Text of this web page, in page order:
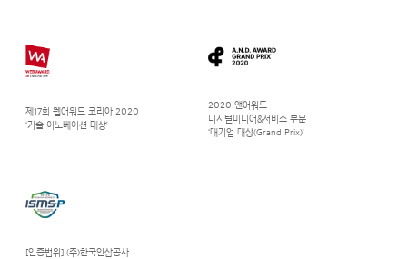
제17회 웹어워드 코리아 2020
‘기술 이노베이션 대상’
2020 앤어워드
디지털미디어&서비스 부문
‘대기업 대상(Grand Prix)’
[인증범위] (주)한국인삼공사